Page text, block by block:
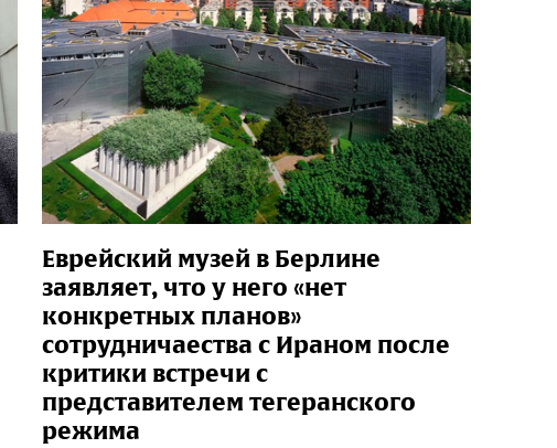
Еврейский музей в Берлине
заявляет, что у него «нет
конкретных планов»
сотрудничаества с Ираном после
критики встречи с
представителем тегеранского
режима